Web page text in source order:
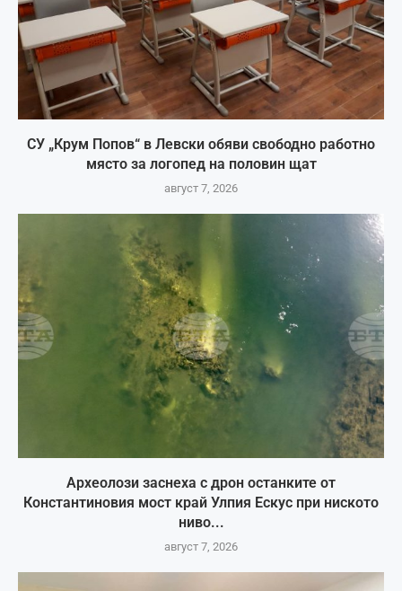
СУ „Крум Попов“ в Левски обяви свободно работно
място за логопед на половин щат
август 7, 2026
Археолози заснеха с дрон останките от
Константиновия мост край Улпия Ескус при ниското
ниво...
август 7, 2026